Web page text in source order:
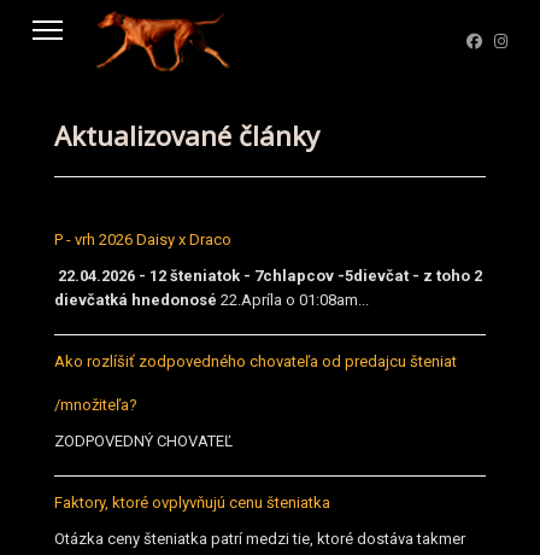
Aktualizované články
P - vrh 2026 Daisy x Draco
22.04.2026 - 12 šteniatok - 7chlapcov -5dievčat - z toho 2
dievčatká hnedonosé 22.Apríla o 01:08am...
Ako rozlíšiť zodpovedného chovateľa od predajcu šteniat
/množiteľa?
ZODPOVEDNÝ CHOVATEĽ
Faktory, ktoré ovplyvňujú cenu šteniatka
Otázka ceny šteniatka patrí medzi tie, ktoré dostáva takmer